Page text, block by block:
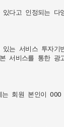
다고 인정되는
는 서비스 투자기
서비스를 통한 광
회원 본인이